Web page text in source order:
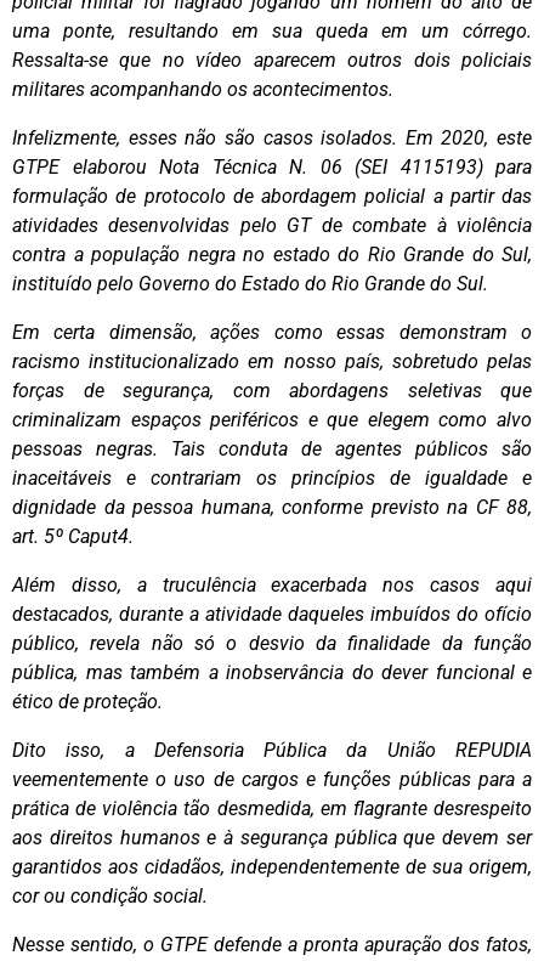
uma ponte, resultando em sua queda em um córrego.
Ressalta-se que no vídeo aparecem outros dois policiais
militares acompanhando os acontecimentos.
Infelizmente, esses não são casos isolados. Em 2020, este
GTPE elaborou Nota Técnica N. 06 (SEI 4115193) para
formulação de protocolo de abordagem policial a partir das
atividades desenvolvidas pelo GT de combate à violência
contra a população negra no estado do Rio Grande do Sul,
instituído pelo Governo do Estado do Rio Grande do Sul.
Em certa dimensão, ações como essas demonstram o
racismo institucionalizado em nosso país, sobretudo pelas
forças de segurança, com abordagens seletivas que
criminalizam espaços periféricos e que elegem como alvo
pessoas negras. Tais conduta de agentes públicos são
inaceitáveis e contrariam os princípios de igualdade e
dignidade da pessoa humana, conforme previsto na CF 88,
art. 5º Caput4.
Além disso, a truculência exacerbada nos casos aqui
destacados, durante a atividade daqueles imbuídos do ofício
público, revela não só o desvio da finalidade da função
pública, mas também a inobservância do dever funcional e
ético de proteção.
Dito isso, a Defensoria Pública da União REPUDIA
veementemente o uso de cargos e funções públicas para a
prática de violência tão desmedida, em flagrante desrespeito
aos direitos humanos e à segurança pública que devem ser
garantidos aos cidadãos, independentemente de sua origem,
cor ou condição social.
Nesse sentido, o GTPE defende a pronta apuração dos fatos,